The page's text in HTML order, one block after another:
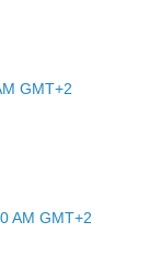
GMT+2
AM GMT+2